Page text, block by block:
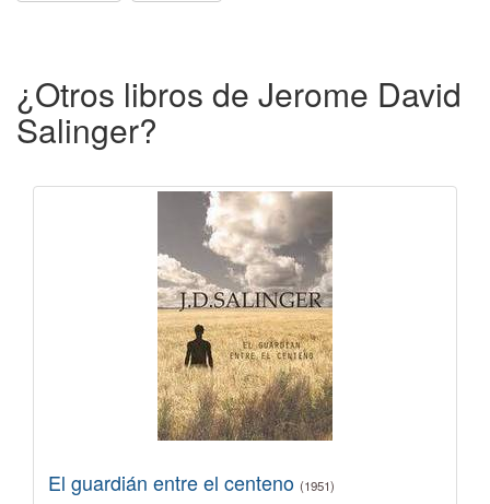
¿Otros libros de Jerome David
Salinger?
El guardián entre el centeno (1951)